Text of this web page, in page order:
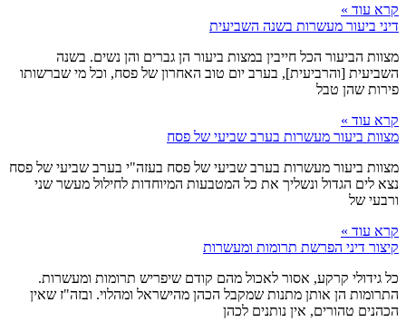
קרא עוד »
דיני ביעור מעשרות בשנה השביעית
מצוות הביעור הכל חייבין במצות ביעור הן גברים והן נשים. בשנה
השביעית [והרביעית], בערב יום טוב האחרון של פסח, וכל מי שברשותו
פירות שהן טבל
קרא עוד »
מצוות ביעור מעשרות בערב שביעי של פסח
מצוות ביעור מעשרות בערב שביעי של פסח בעזה"י בערב שביעי של פסח
נצא לים הגדול ונשליך את כל המטבעות המיוחדות לחילול מעשר שני
ורבעי של
קרא עוד »
קיצור דיני הפרשת תרומות ומעשרות
כל גידולי קרקע, אסור לאכול מהם קודם שיפריש תרומות ומעשרות.
התרומות הן אותן מתנות שמקבל הכהן מהישראל ומהלוי. ובזה"ז שאין
הכהנים טהורים, אין נותנים לכהן